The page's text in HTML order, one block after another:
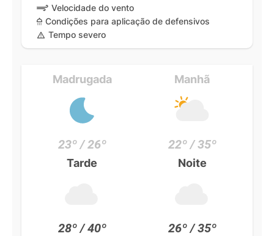
Velocidade do vento
Condições para aplicação de defensivos
Tempo severo
Madrugada
23º / 26º
Manhã
22º / 35º
Tarde
28º / 40º
Noite
26º / 35º